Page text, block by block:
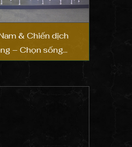
& Chiến dịch
– Chọn sống